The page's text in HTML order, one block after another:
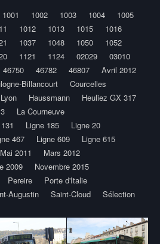
1001 1002 1003 1004
1005
1012 1013 1015
1016
1037 1048 1050
1052
1121 1124 02029
03010
46750 46782 46807
Avril 2012
Billancourt
Courcelles
Haussmann
Heuliez GX 317
La Courneuve
Ligne 185
Ligne 20
467 Ligne 609
Ligne 615
Mai 2011
Mars 2012
2009
Novembre 2015
Pereire
Porte d'Italie
Augustin Saint-Cloud
Sélection